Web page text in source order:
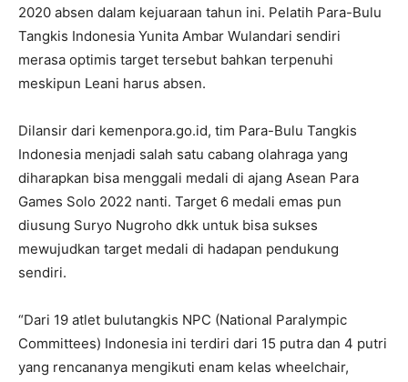
2020 absen dalam kejuaraan tahun ini. Pelatih Para-Bulu
Tangkis Indonesia Yunita Ambar Wulandari sendiri
merasa optimis target tersebut bahkan terpenuhi
meskipun Leani harus absen.
Dilansir dari kemenpora.go.id, tim Para-Bulu Tangkis
Indonesia menjadi salah satu cabang olahraga yang
diharapkan bisa menggali medali di ajang Asean Para
Games Solo 2022 nanti. Target 6 medali emas pun
diusung Suryo Nugroho dkk untuk bisa sukses
mewujudkan target medali di hadapan pendukung
sendiri.
“Dari 19 atlet bulutangkis NPC (National Paralympic
Committees) Indonesia ini terdiri dari 15 putra dan 4 putri
yang rencananya mengikuti enam kelas wheelchair,